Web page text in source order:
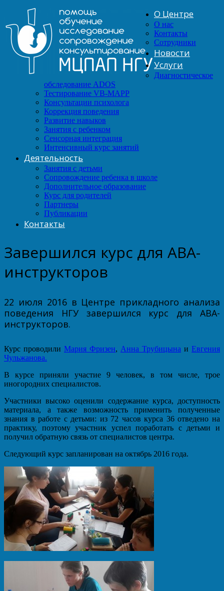
О Центре
О нас
Контакты
Сотрудники
Новости
Услуги
Диагностическое
обследование ADOS
Тестирование VB-MAPP
Консультации психолога
Коррекция поведения
Развитие навыков
Занятия с ребенком
Сенсорная интеграция
Интенсивный курс занятий
Деятельность
Занятия с детьми
Сопровождение ребенка в школе
Дополнительное образование
Курс для родителей
Партнеры
Публикации
Контакты
Завершился курс для ABA-
инструкторов
22 июля 2016 в Центре прикладного анализа
поведения НГУ завершился курс для ABA-
инструкторов.
Курс проводили Мария Фризен, Анна Трубицына и Евгения
Чульжанова.
В курсе приняли участие 9 человек, в том числе, трое
иногородних специалистов.
Участники высоко оценили содержание курса, доступность
материала, а также возможность применить полученные
знания в работе с детьми: из 72 часов курса 36 отведено на
практику, поэтому участник успел поработать с детьми и
получил обратную связь от специалистов центра.
Следующий курс запланирован на октябрь 2016 года.